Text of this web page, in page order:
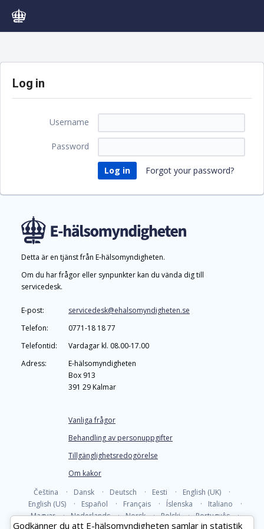
Log in
Username
Password
Forgot your password?
Detta är en tjänst från E‑hälsomyndigheten.
Om du har frågor eller synpunkter kan du vända dig till
servicedesk.
E-post:
servicedesk@ehalsomyndigheten.se
Telefon:
0771-18 18 77
Telefontid:
Vardagar kl. 08.00-17.00
Adress:
E‑hälsomyndigheten
Box 913
391 29 Kalmar
Vanliga frågor
Behandling av personuppgifter
Tillgänglighetsredogörelse
Om kakor
Godkänner du att E-hälsomyndigheten samlar in statistik
Čeština Dansk Deutsch Eesti
English (UK)
English (US)
Español Français Íslenska
Italiano
Magyar
Nederlands Norsk Polski
Português